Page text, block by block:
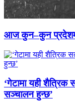
आज कुन–कुन
‘गेटामा यही
सञ्चालन हुन्छ’